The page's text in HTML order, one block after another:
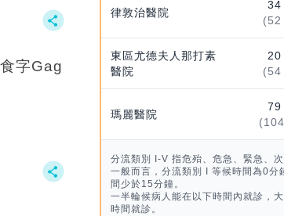
字Gag
律敦治醫院
34
(52
東區尤德夫人那打素
醫院
20
(54
瑪麗醫院
79
分流類別 I-V 指危殆、危急、緊急、次
一般而言，分流類別 I 等候時間為0分
間少於15分鐘。
一半輪候病人能在以下時間內就診，
時間就診。